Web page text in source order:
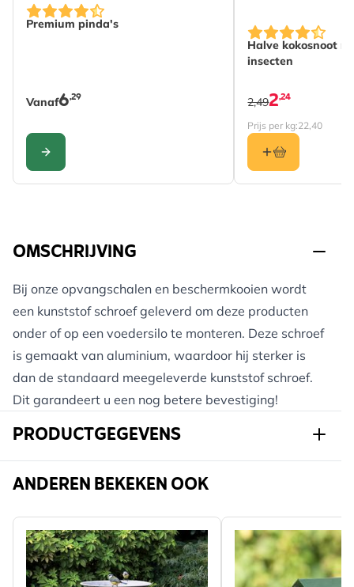
Premium pinda's
De prijs is afhankelijk van de gekozen opties op de
Vanaf6,29
CONFIGURE
Halve kokosnoot
insecten
2,24
2,49
Prijs per kg:22,40
OMSCHRIJVING
Bij onze opvangschalen en beschermkooien wordt
een kunststof schroef geleverd om deze producten
onder of op een voedersilo te monteren. Deze schroef
is gemaakt van aluminium, waardoor hij sterker is
dan de standaard meegeleverde kunststof schroef.
Dit garandeert u een nog betere bevestiging!
PRODUCTGEGEVENS
Art.nr. 940540120
Breedte 37 mm
Hoogte 85 mm
ANDEREN BEKEKEN OOK